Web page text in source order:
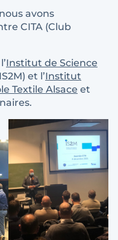
avons
CITA (Club
Institut de Science
et l’Institut
Textile Alsace et